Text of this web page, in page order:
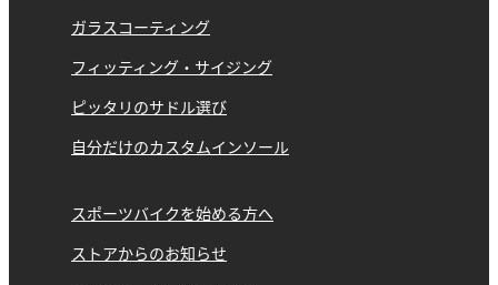
ガラスコーティング
フィッティング・サイジング
ピッタリのサドル選び
自分だけのカスタムインソール
スポーツバイクを始める方へ
ストアからのお知らせ